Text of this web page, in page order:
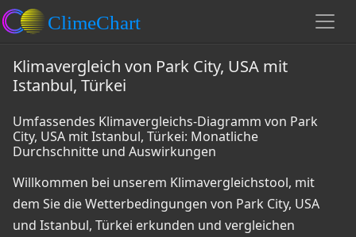
Klimavergleich von Park City, USA mit
Istanbul, Türkei
Umfassendes Klimavergleichs-Diagramm von Park
City, USA mit Istanbul, Türkei: Monatliche
Durchschnitte und Auswirkungen
Willkommen bei unserem Klimavergleichstool, mit
dem Sie die Wetterbedingungen von Park City, USA
und Istanbul, Türkei erkunden und vergleichen